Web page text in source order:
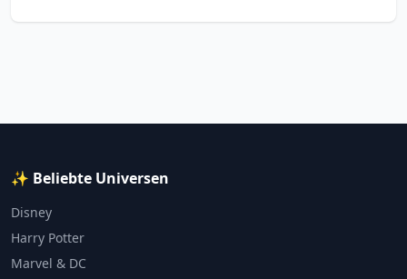
✨ Beliebte Universen
Disney
Harry Potter
Marvel & DC